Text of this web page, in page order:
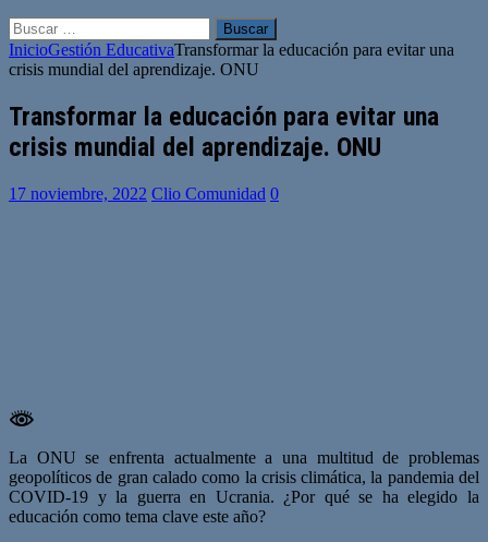
Buscar:
InicioGestión EducativaTransformar la educación para evitar una
crisis mundial del aprendizaje. ONU
Transformar la educación para evitar una
crisis mundial del aprendizaje. ONU
17 noviembre, 2022 Clio Comunidad 0
La ONU se enfrenta actualmente a una multitud de problemas
geopolíticos de gran calado como la crisis climática, la pandemia del
COVID-19 y la guerra en Ucrania. ¿Por qué se ha elegido la
educación como tema clave este año?